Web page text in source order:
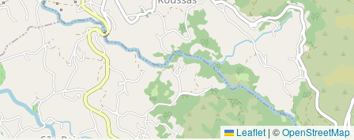
Leaflet | ©OpenStreetMap